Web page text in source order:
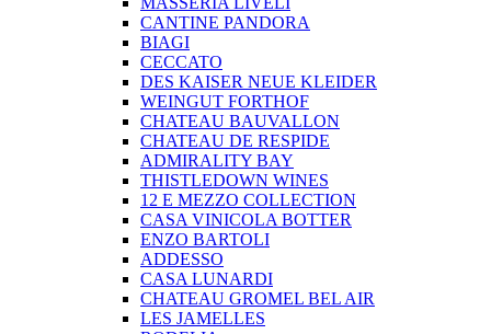
CANTINE PANDORA
BIAGI
CECCATO
DES KAISER NEUE KLEIDER
WEINGUT FORTHOF
CHATEAU BAUVALLON
CHATEAU DE RESPIDE
ADMIRALITY BAY
THISTLEDOWN WINES
12 E MEZZO COLLECTION
CASA VINICOLA BOTTER
ENZO BARTOLI
ADDESSO
CASA LUNARDI
CHATEAU GROMEL BEL AIR
LES JAMELLES